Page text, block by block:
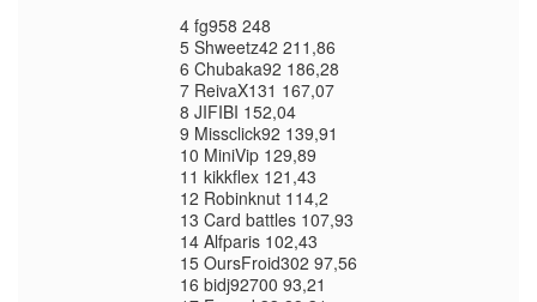
4 fg958 248
5 Shweetz42 211,86
6 Chubaka92 186,28
7 ReivaX131 167,07
8 JIFIBI 152,04
9 Missclick92 139,91
10 MiniVip 129,89
11 kikkflex 121,43
12 Robinknut 114,2
13 Card battles 107,93
14 Alfparis 102,43
15 OursFroid302 97,56
16 bidj92700 93,21